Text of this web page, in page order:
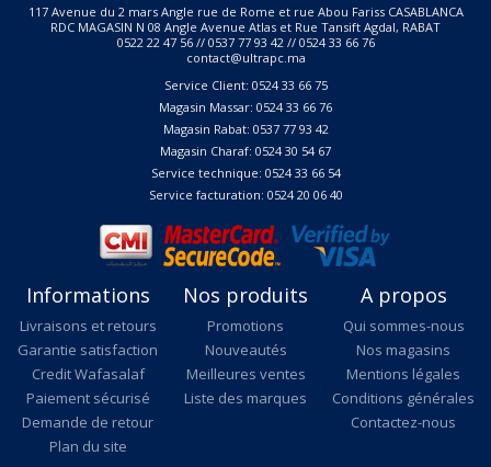
117 Avenue du 2 mars Angle rue de Rome et rue Abou Fariss CASABLANCA
RDC MAGASIN N 08 Angle Avenue Atlas et Rue Tansift Agdal, RABAT
0522 22 47 56 // 0537 77 93 42 // 0524 33 66 76
contact@ultrapc.ma
Service Client: 0524 33 66 75
Magasin Massar: 0524 33 66 76
Magasin Rabat: 0537 77 93 42
Magasin Charaf: 0524 30 54 67
Service technique: 0524 33 66 54
Service facturation: 0524 20 06 40
Informations
Livraisons et retours
Garantie satisfaction
Credit Wafasalaf
Paiement sécurisé
Demande de retour
Plan du site
Nos produits
Promotions
Nouveautés
Meilleures ventes
Liste des marques
A propos
Qui sommes-nous
Nos magasins
Mentions légales
Conditions générales
Contactez-nous